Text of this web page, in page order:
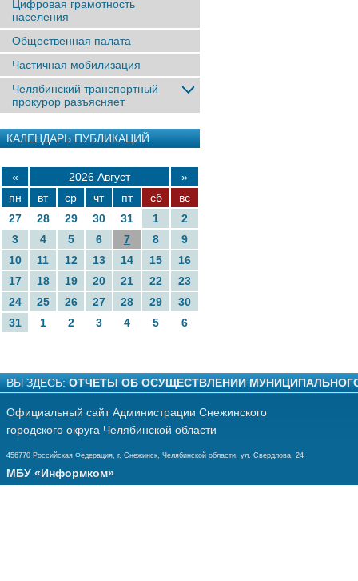
Цифровая грамотность
населения
Общественная палата
Частичная мобилизация
Челябинский транспортный
прокурор разъясняет
КАЛЕНДАРЬ ПУБЛИКАЦИЙ
« 2026 Август
»
пн
вт ср чт пт сб
вс
27
28 29 30 31 1
2
3
4 5 6 7 8
9
10
11 12 13 14 15
16
17
18 19 20 21 22
23
24
25 26 27 28 29
30
31
1 2 3 4 5 6
ВЫ ЗДЕСЬ: ОТЧЕТЫ ОБ ОСУЩЕСТВЛЕНИИ
Официальный сайт Администрации Снежинского
городского округа Челябинской области
456770 Российская Федерация, г. Снежинск, Челябинской области, ул. Свердлова, 24
МБУ «Информком»